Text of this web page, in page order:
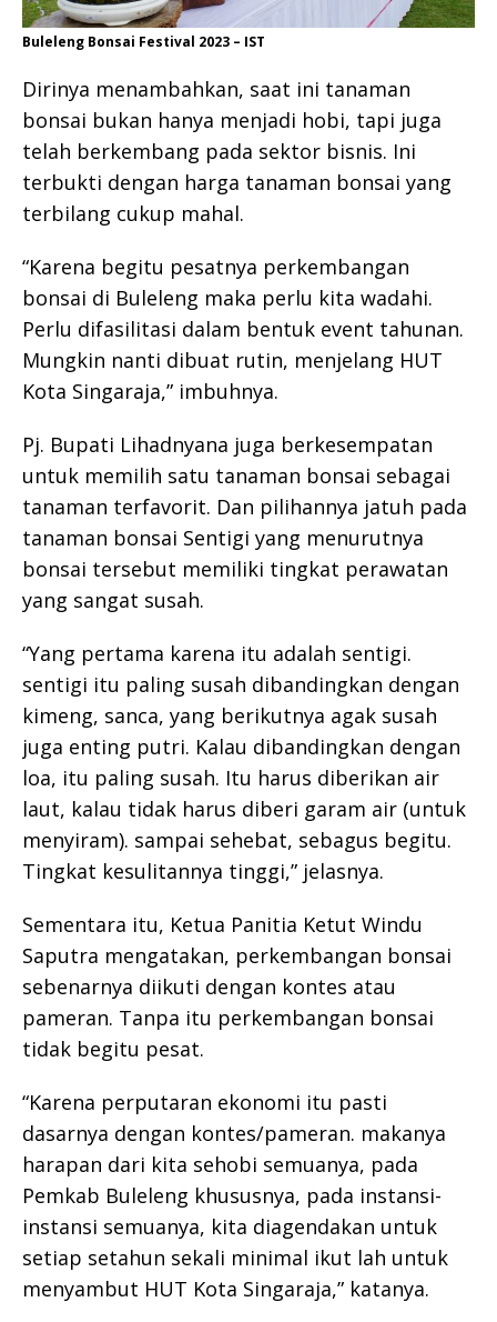
Buleleng Bonsai Festival 2023 – IST
Dirinya menambahkan, saat ini tanaman
bonsai bukan hanya menjadi hobi, tapi juga
telah berkembang pada sektor bisnis. Ini
terbukti dengan harga tanaman bonsai yang
terbilang cukup mahal.
“Karena begitu pesatnya perkembangan
bonsai di Buleleng maka perlu kita wadahi.
Perlu difasilitasi dalam bentuk event tahunan.
Mungkin nanti dibuat rutin, menjelang HUT
Kota Singaraja,” imbuhnya.
Pj. Bupati Lihadnyana juga berkesempatan
untuk memilih satu tanaman bonsai sebagai
tanaman terfavorit. Dan pilihannya jatuh pada
tanaman bonsai Sentigi yang menurutnya
bonsai tersebut memiliki tingkat perawatan
yang sangat susah.
“Yang pertama karena itu adalah sentigi.
sentigi itu paling susah dibandingkan dengan
kimeng, sanca, yang berikutnya agak susah
juga enting putri. Kalau dibandingkan dengan
loa, itu paling susah. Itu harus diberikan air
laut, kalau tidak harus diberi garam air (untuk
menyiram). sampai sehebat, sebagus begitu.
Tingkat kesulitannya tinggi,” jelasnya.
Sementara itu, Ketua Panitia Ketut Windu
Saputra mengatakan, perkembangan bonsai
sebenarnya diikuti dengan kontes atau
pameran. Tanpa itu perkembangan bonsai
tidak begitu pesat.
“Karena perputaran ekonomi itu pasti
dasarnya dengan kontes/pameran. makanya
harapan dari kita sehobi semuanya, pada
Pemkab Buleleng khususnya, pada instansi-
instansi semuanya, kita diagendakan untuk
setiap setahun sekali minimal ikut lah untuk
menyambut HUT Kota Singaraja,” katanya.